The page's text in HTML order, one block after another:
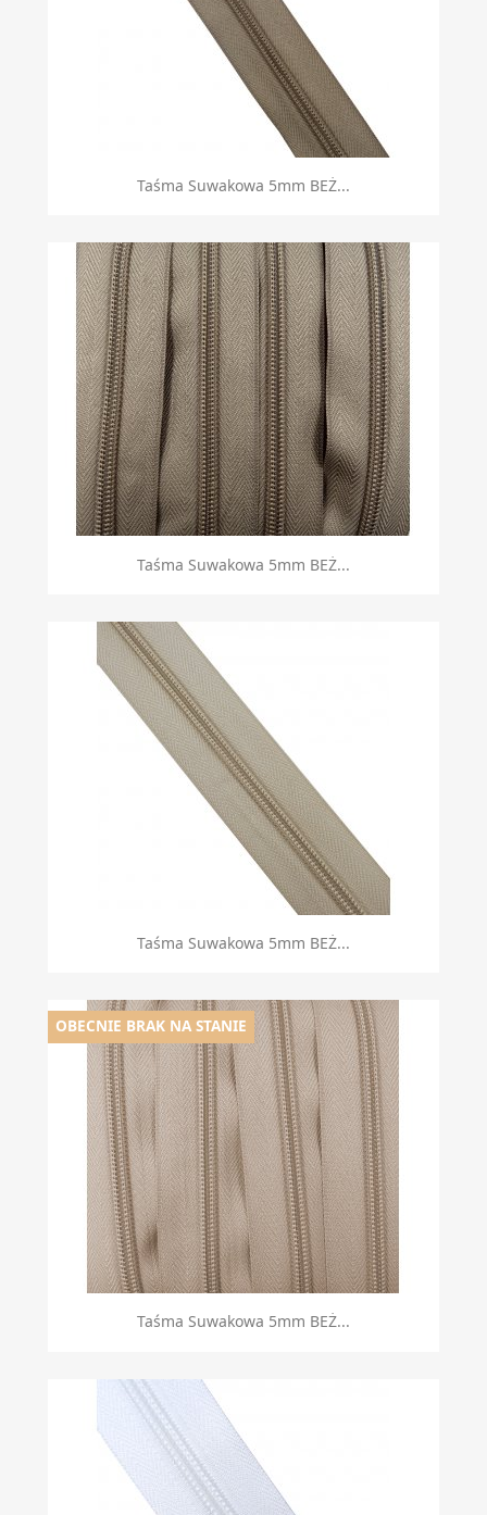
Taśma Suwakowa 5mm BEŻ...
Taśma Suwakowa 5mm BEŻ...
Taśma Suwakowa 5mm BEŻ...
Taśma Suwakowa 5mm BEŻ...
OBECNIE BRAK NA STANIE